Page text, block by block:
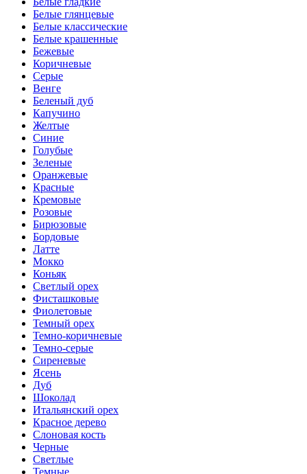
Белые глянцевые
Белые классические
Белые крашенные
Бежевые
Коричневые
Серые
Венге
Беленый дуб
Капучино
Желтые
Синие
Голубые
Зеленые
Оранжевые
Красные
Кремовые
Розовые
Бирюзовые
Бордовые
Латте
Мокко
Коньяк
Светлый орех
Фисташковые
Фиолетовые
Темный орех
Темно-коричневые
Темно-серые
Сиреневые
Ясень
Дуб
Шоколад
Итальянский орех
Красное дерево
Слоновая кость
Черные
Светлые
Темные